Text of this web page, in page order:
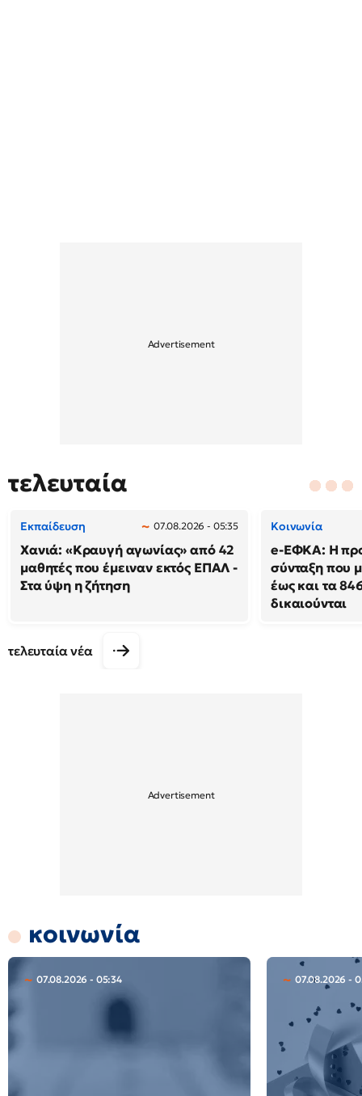
τελευταία
Εκπαίδευση 07.08.2026 - 05:35
Χανιά: «Κραυγή αγωνίας» από 42
μαθητές που έμειναν εκτός ΕΠΑΛ -
Στα ύψη η ζήτηση
Κοινωνία
e-ΕΦΚΑ: Η
σύνταξη που
έως και τα
δικαιούνται
τελευταία νέα
κοινωνία
07.08.2026 - 05:34 07.08.2026 -